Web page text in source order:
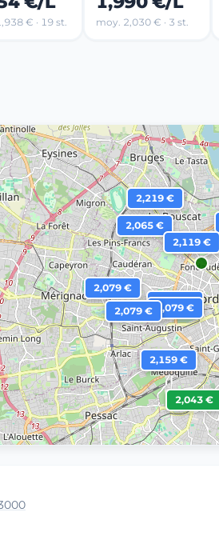
€ · 19 st. moy. 2,030 € · 3 st.
2,119 €
2,140 €
2,079 €
2,065 €
2,219 €
2,079 €
2,079 €
2,159 €
2,043 €